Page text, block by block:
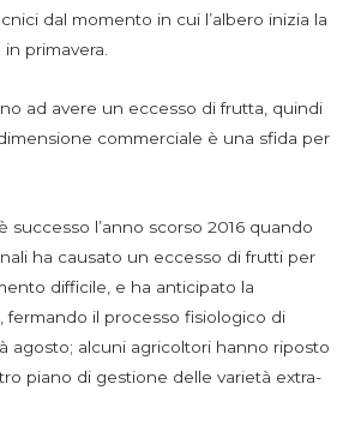
dal momento in cui l’albero inizia la
primavera.
ad avere un eccesso di frutta, quindi
commerciale è una sfida per
l’anno scorso 2016 quando
ha causato un eccesso di frutti per
difficile, e ha anticipato la
fermando il processo fisiologico di
agosto; alcuni agricoltori hanno riposto
piano di gestione delle varietà extra-